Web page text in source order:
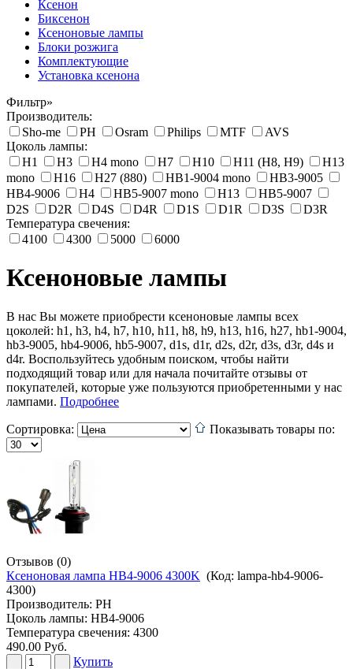
Ксенон
Биксенон
Ксеноновые лампы
Блоки розжига
Комплектующие
Установка ксенона
Фильтр»
Производитель:
Sho-me
PH Osram Philips MTF
AVS
Цоколь лампы:
H1
H3 H4 mono H7 H10 H11 (H8, H9)
H13
mono
H16 H27 (880) HB1-9004 mono
HB3-9005
HB4-9006
H4 HB5-9007 mono H13
HB5-9007
D2S
D2R D4S D4R D1S D1R D3S
D3R
Температура свечения:
4100
4300 5000 6000
Ксеноновые лампы
В нас Вы можете приобрести ксеноновые лампы всех
цоколей: h1, h3, h4, h7, h10, h11, h8, h9, h13, h16, h27, hb1-9004,
hb3-9005, hb4-9006, hb5-9007, d1s, d1r, d2s, d2r, d3s, d3r, d4s и
d4r. Воспользуйтесь удобным поиском, чтобы найти
подходящий товар или для начала почитайте отзывы от
покупателей, которые уже пользуются приобретенными у нас
лампами. Подробнее
Сортировка: Показывать товары по:
Отзывов (0)
Ксеноновая лампа HB4-9006 4300K (Код: lampa-hb4-9006-
4300)
Производитель: PH
Цоколь лампы: HB4-9006
Температура свечения: 4300
490.00 Руб.
Купить